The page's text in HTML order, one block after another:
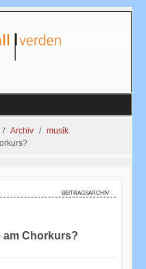
Archiv
musik
beitragsarchiv
am Chorkurs?